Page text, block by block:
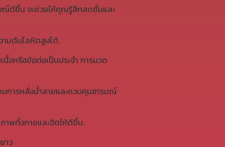
ณ์ดีขึ้น จะช่วยให้คุณรู้สึกสดชื่นและ
ามดันโลหิตสูงได้.
อหรือข้อต่อเป็นประจำ การนวด
นการหลั่งน้ำลายและควบคุมอารมณ์
าพทั้งกายและจิตให้ดีขึ้น.
าว